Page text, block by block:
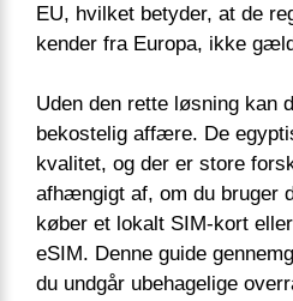
EU, hvilket betyder, at de
kender fra Europa, ikke
Uden den rette løsning kan
bekostelig affære. De
kvalitet, og der er store
afhængigt af, om du bruger
køber et lokalt SIM-kort
eSIM. Denne guide
du undgår ubehagelige